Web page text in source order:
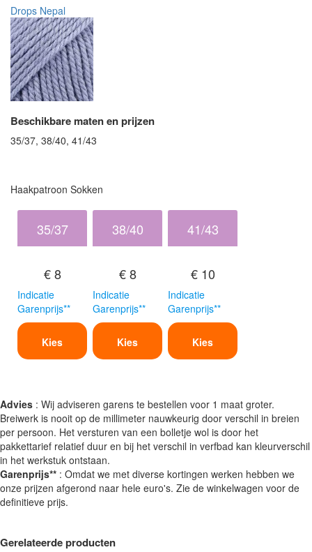
Drops Nepal
Beschikbare maten en prijzen
35/37, 38/40, 41/43
Haakpatroon Sokken
35/37
€ 8
Indicatie
Garenprijs**
Kies
38/40
€ 8
Indicatie
Garenprijs**
Kies
41/43
€ 10
Indicatie
Garenprijs**
Kies
Advies : Wij adviseren garens te bestellen voor 1 maat groter.
Breiwerk is nooit op de millimeter nauwkeurig door verschil in breien
per persoon. Het versturen van een bolletje wol is door het
pakkettarief relatief duur en bij het verschil in verfbad kan kleurverschil
in het werkstuk ontstaan.
Garenprijs** : Omdat we met diverse kortingen werken hebben we
onze prijzen afgerond naar hele euro's. Zie de winkelwagen voor de
definitieve prijs.
Gerelateerde producten